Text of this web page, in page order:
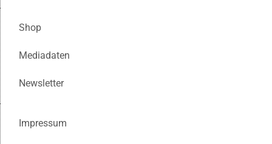
Shop
Mediadaten
Newsletter
Impressum